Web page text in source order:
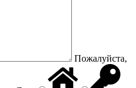
Пожалуйста,